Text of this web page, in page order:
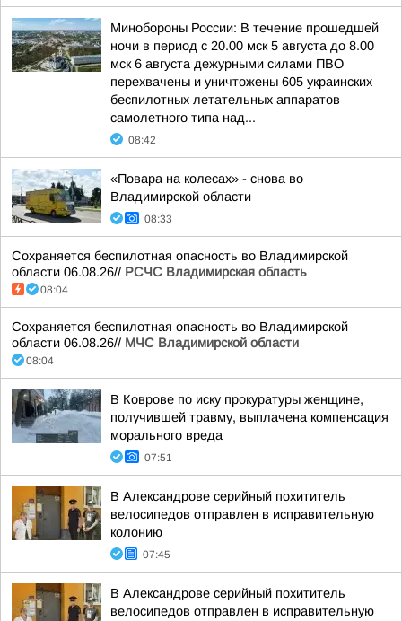
Минобороны России: В течение прошедшей
ночи в период с 20.00 мск 5 августа до 8.00
мск 6 августа дежурными силами ПВО
перехвачены и уничтожены 605 украинских
беспилотных летательных аппаратов
самолетного типа над...
08:42
«Повара на колесах» - снова во
Владимирской области
08:33
Сохраняется беспилотная опасность во Владимирской
области 06.08.26// РСЧС Владимирская область
08:04
Сохраняется беспилотная опасность во Владимирской
области 06.08.26// МЧС Владимирской области
08:04
В Коврове по иску прокуратуры женщине,
получившей травму, выплачена компенсация
морального вреда
07:51
В Александрове серийный похититель
велосипедов отправлен в исправительную
колонию
07:45
В Александрове серийный похититель
велосипедов отправлен в исправительную